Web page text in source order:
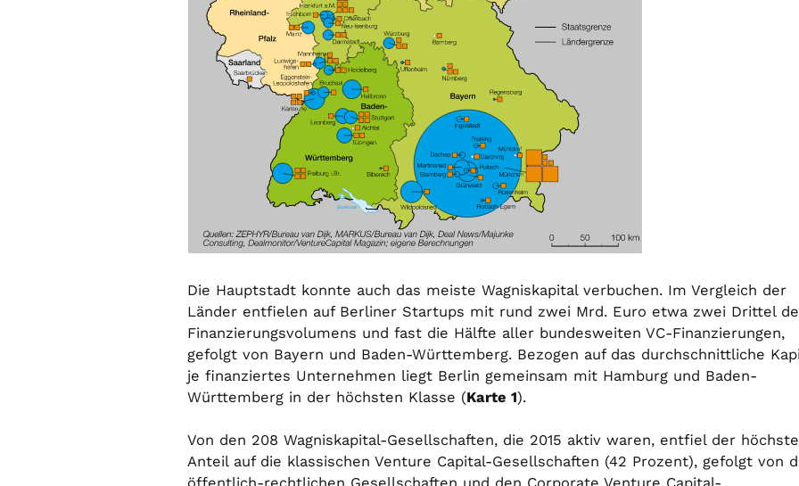
Die Hauptstadt konnte auch das meiste Wagniskapital verbuchen. Im Vergleich der
Länder entfielen auf Berliner Startups mit rund zwei Mrd. Euro etwa zwei Drittel
Finanzierungsvolumens und fast die Hälfte aller bundesweiten VC-Finanzierungen,
gefolgt von Bayern und Baden-Württemberg. Bezogen auf das durchschnittliche
je finanziertes Unternehmen liegt Berlin gemeinsam mit Hamburg und Baden-
Württemberg in der höchsten Klasse (Karte 1).
Von den 208 Wagniskapital-Gesellschaften, die 2015 aktiv waren, entfiel der höchste
Anteil auf die klassischen Venture Capital-Gesellschaften (42 Prozent), gefolgt von